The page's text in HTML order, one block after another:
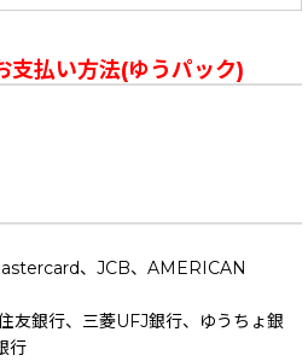
支払い方法(ゆうパック)
、JCB、AMERICAN
友銀行、三菱UFJ銀行、ゆうちょ銀
行